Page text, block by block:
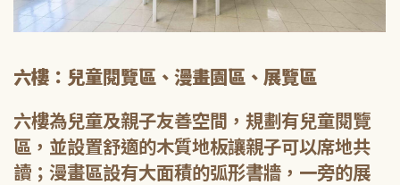
六樓：兒童閱覽區、漫畫園區、展覽區
六樓為兒童及親子友善空間，規劃有兒童閱覽
區，並設置舒適的木質地板讓親子可以席地共
讀；漫畫區設有大面積的弧形書牆，一旁的展